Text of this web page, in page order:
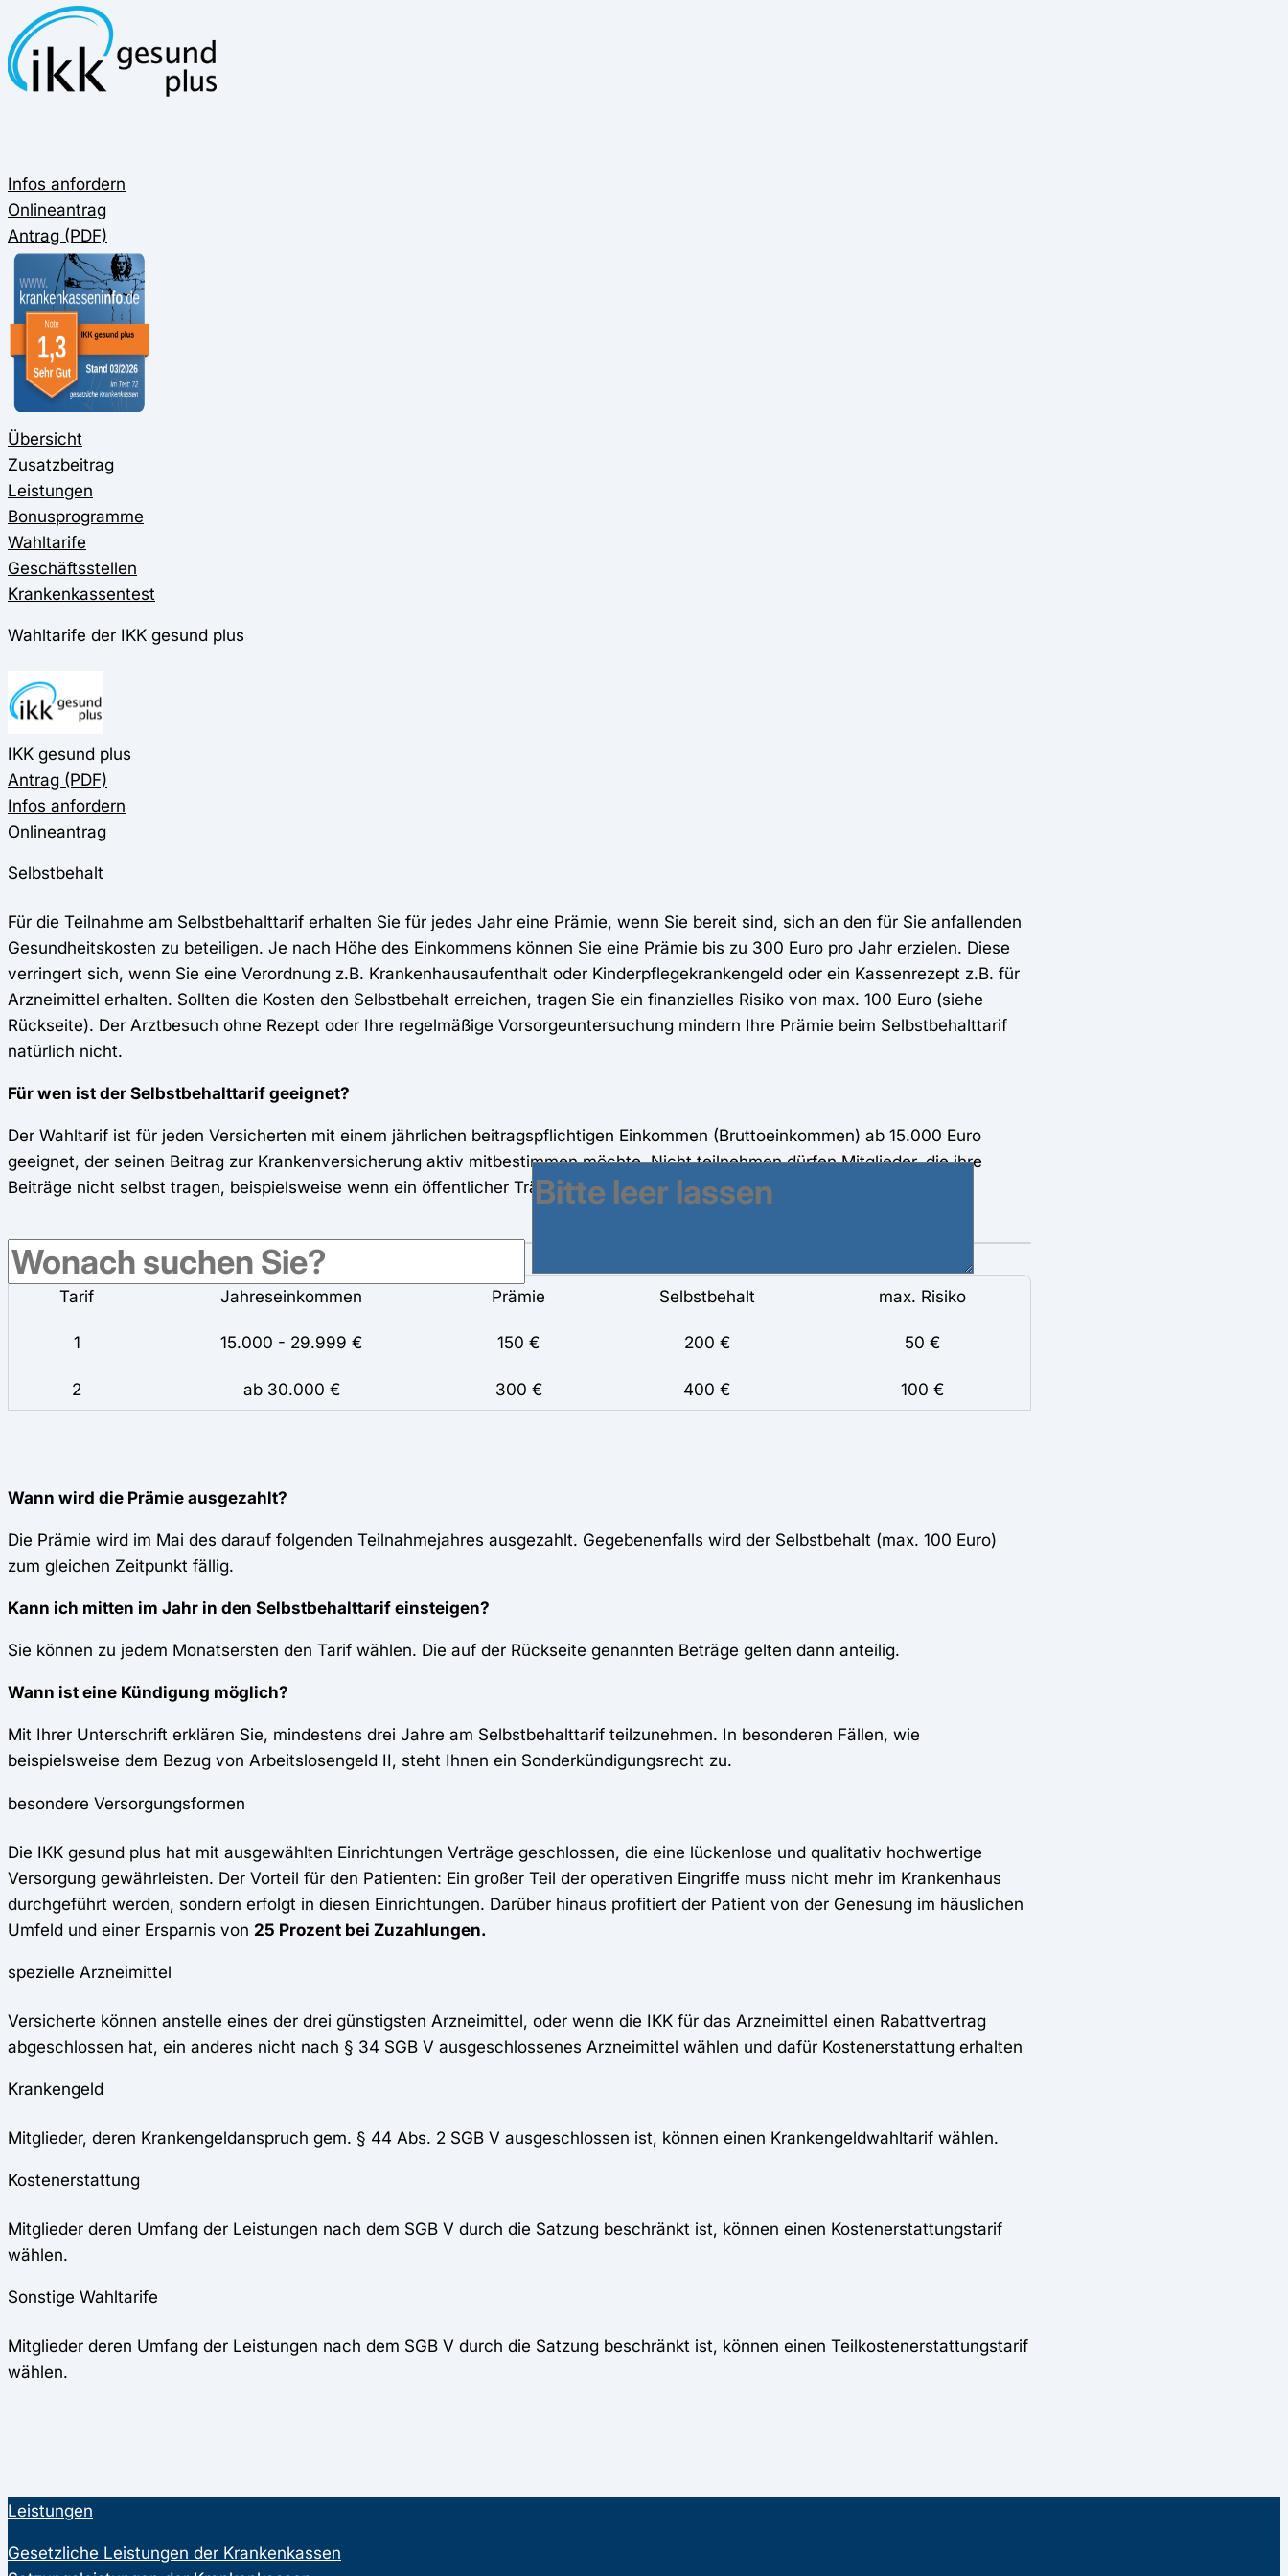
Infos anfordern
Onlineantrag
Antrag (PDF)
Übersicht
Zusatzbeitrag
Leistungen
Bonusprogramme
Wahltarife
Geschäftsstellen
Krankenkassentest
Wahltarife der IKK gesund plus
IKK gesund plus
Antrag (PDF)
Infos anfordern
Onlineantrag
Selbstbehalt
Für die Teilnahme am Selbstbehalttarif erhalten Sie für jedes Jahr eine Prämie, wenn Sie bereit sind, sich an den für Sie anfallenden
Gesundheitskosten zu beteiligen. Je nach Höhe des Einkommens können Sie eine Prämie bis zu 300 Euro pro Jahr erzielen. Diese
verringert sich, wenn Sie eine Verordnung z.B. Krankenhausaufenthalt oder Kinderpflegekrankengeld oder ein Kassenrezept z.B. für
Arzneimittel erhalten. Sollten die Kosten den Selbstbehalt erreichen, tragen Sie ein finanzielles Risiko von max. 100 Euro (siehe
Rückseite). Der Arztbesuch ohne Rezept oder Ihre regelmäßige Vorsorgeuntersuchung mindern Ihre Prämie beim Selbstbehalttarif
natürlich nicht.
Für wen ist der Selbstbehalttarif geeignet?
Der Wahltarif ist für jeden Versicherten mit einem jährlichen beitragspflichtigen Einkommen (Bruttoeinkommen) ab 15.000 Euro
geeignet, der seinen Beitrag zur Krankenversicherung aktiv mitbestimmen möchte. Nicht teilnehmen dürfen Mitglieder, die ihre
Beiträge nicht selbst tragen, beispielsweise wenn ein öffentlicher Träger die Beiträge zahlt.
Tarif Jahreseinkommen Prämie Selbstbehalt max. Risiko
1 15.000 - 29.999 € 150 € 200 € 50 €
2 ab 30.000 € 300 € 400 € 100 €
Wann wird die Prämie ausgezahlt?
Die Prämie wird im Mai des darauf folgenden Teilnahmejahres ausgezahlt. Gegebenenfalls wird der Selbstbehalt (max. 100 Euro)
zum gleichen Zeitpunkt fällig.
Kann ich mitten im Jahr in den Selbstbehalttarif einsteigen?
Sie können zu jedem Monatsersten den Tarif wählen. Die auf der Rückseite genannten Beträge gelten dann anteilig.
Wann ist eine Kündigung möglich?
Mit Ihrer Unterschrift erklären Sie, mindestens drei Jahre am Selbstbehalttarif teilzunehmen. In besonderen Fällen, wie
beispielsweise dem Bezug von Arbeitslosengeld II, steht Ihnen ein Sonderkündigungsrecht zu.
besondere Versorgungsformen
Die IKK gesund plus hat mit ausgewählten Einrichtungen Verträge geschlossen, die eine lückenlose und qualitativ hochwertige
Versorgung gewährleisten. Der Vorteil für den Patienten: Ein großer Teil der operativen Eingriffe muss nicht mehr im Krankenhaus
durchgeführt werden, sondern erfolgt in diesen Einrichtungen. Darüber hinaus profitiert der Patient von der Genesung im häuslichen
Umfeld und einer Ersparnis von 25 Prozent bei Zuzahlungen.
spezielle Arzneimittel
Versicherte können anstelle eines der drei günstigsten Arzneimittel, oder wenn die IKK für das Arzneimittel einen Rabattvertrag
abgeschlossen hat, ein anderes nicht nach § 34 SGB V ausgeschlossenes Arzneimittel wählen und dafür Kostenerstattung erhalten
Krankengeld
Mitglieder, deren Krankengeldanspruch gem. § 44 Abs. 2 SGB V ausgeschlossen ist, können einen Krankengeldwahltarif wählen.
Kostenerstattung
Mitglieder deren Umfang der Leistungen nach dem SGB V durch die Satzung beschränkt ist, können einen Kostenerstattungstarif
wählen.
Sonstige Wahltarife
Mitglieder deren Umfang der Leistungen nach dem SGB V durch die Satzung beschränkt ist, können einen Teilkostenerstattungstarif
wählen.
Leistungen
Gesetzliche Leistungen der Krankenkassen